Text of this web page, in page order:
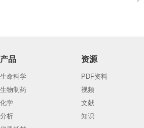
产品
生命科学
生物制药
化学
分析
资源
PDF资料
视频
文献
知识